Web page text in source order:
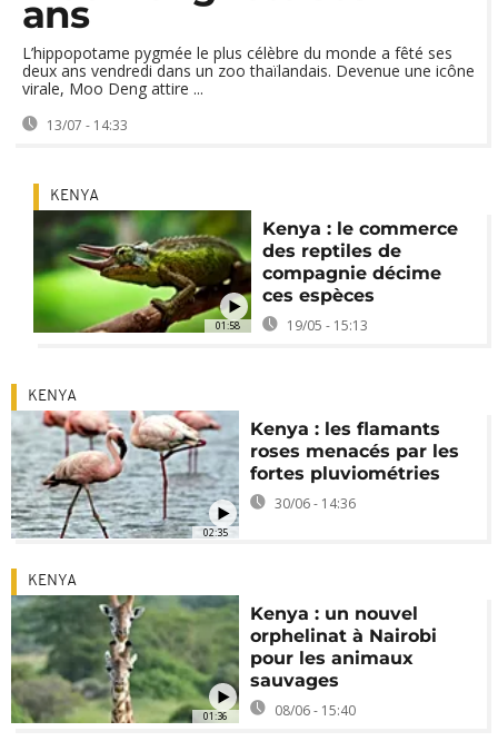
ans
L’hippopotame pygmée le plus célèbre du monde a fêté ses
deux ans vendredi dans un zoo thaïlandais. Devenue une icône
virale, Moo Deng attire ...
13/07 - 14:33
01:58
KENYA
Kenya : le commerce
des reptiles de
compagnie décime
ces espèces
19/05 - 15:13
02:35
KENYA
Kenya : les flamants
roses menacés par les
fortes pluviométries
30/06 - 14:36
01:36
KENYA
Kenya : un nouvel
orphelinat à Nairobi
pour les animaux
sauvages
08/06 - 15:40